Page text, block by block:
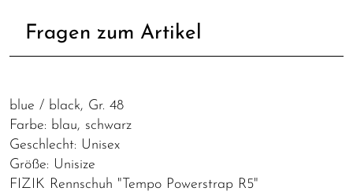
Fragen zum Artikel
blue / black, Gr. 48
Farbe: blau, schwarz
Geschlecht: Unisex
Größe: Unisize
FIZIK Rennschuh "Tempo Powerstrap R5"